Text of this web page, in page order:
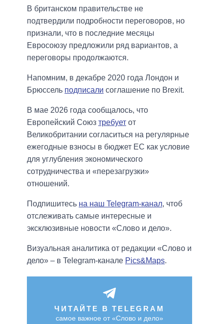
В британском правительстве не
подтвердили подробности переговоров, но
признали, что в последние месяцы
Евросоюзу предложили ряд вариантов, а
переговоры продолжаются.
Напомним, в декабре 2020 года Лондон и
Брюссель подписали соглашение по Brexit.
В мае 2026 года сообщалось, что
Европейский Союз требует от
Великобритании согласиться на регулярные
ежегодные взносы в бюджет ЕС как условие
для углубления экономического
сотрудничества и «перезагрузки»
отношений.
Подпишитесь на наш Telegram-канал, чтоб
отслеживать самые интересные и
эксклюзивные новости «Слово и дело».
Визуальная аналитика от редакции «Слово и
дело» – в Telegram-канале Pics&Maps.
ЧИТАЙТЕ В TELEGRAM
самое важное от «Слово и дело»